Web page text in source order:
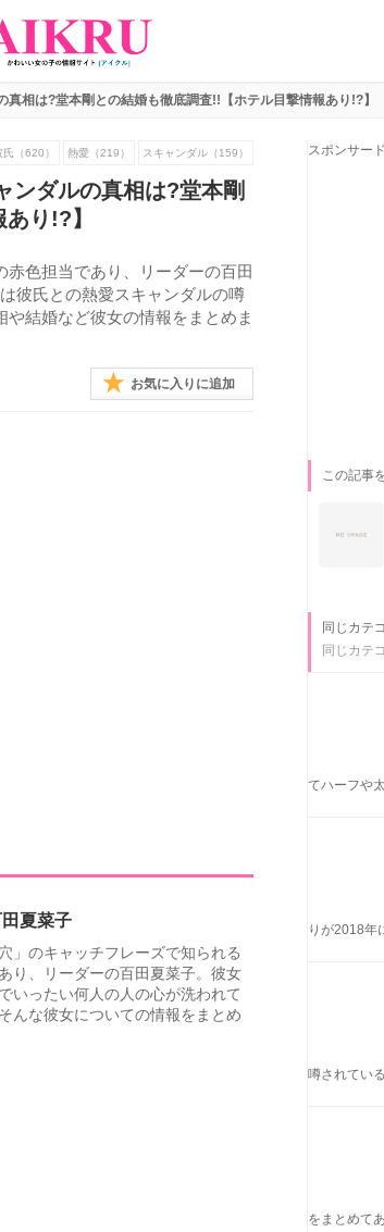
相は?堂本剛との結婚も徹底調査!!【ホテル目撃情報あり!?】
氏（620） 熱愛（219） スキャンダル（159）
ンダルの真相は?堂本剛
り!?】
赤色担当であり、リーダーの百田
彼氏との熱愛スキャンダルの噂
結婚など彼女の情報をまとめま
お気に入りに追加
夏菜子
」のキャッチフレーズで知られる
り、リーダーの百田夏菜子。彼女
いったい何人の人の心が洗われて
んな彼女についての情報をまとめ
スポンサー
この記事
同じカテ
同じカテ
てハーフや
りが2018年
噂されてい
をまとめて